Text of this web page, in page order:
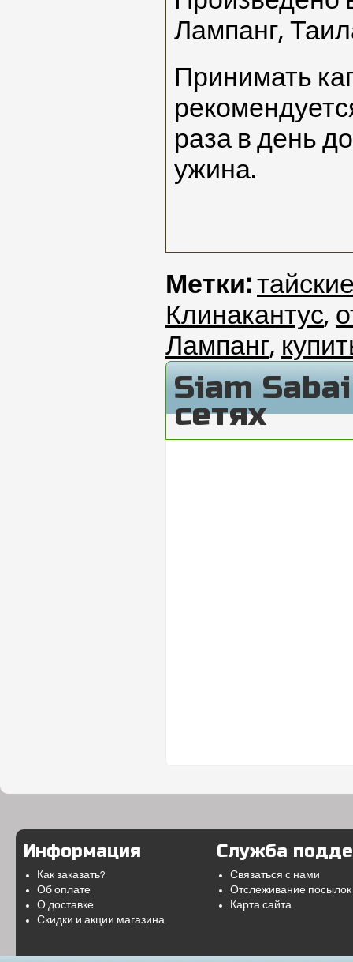
Лампанг,
Принимать
раза в день
ужина.
Метки:
Клинакантус,
Лампанг,
Siam
сетях
Информация
Как заказать?
Об оплате
О доставке
Скидки и акции магазина
Служба
Связаться с нами
Отслеживание посылок
Карта сайта